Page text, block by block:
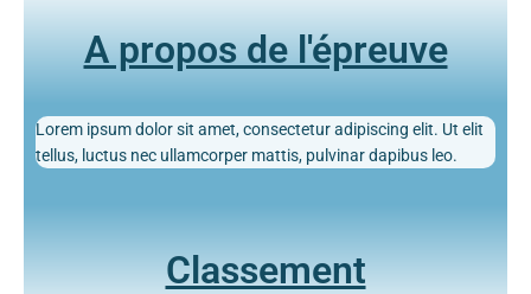
A propos de l'épreuve
Lorem ipsum dolor sit amet, consectetur adipiscing elit. Ut elit
tellus, luctus nec ullamcorper mattis, pulvinar dapibus leo.
Classement